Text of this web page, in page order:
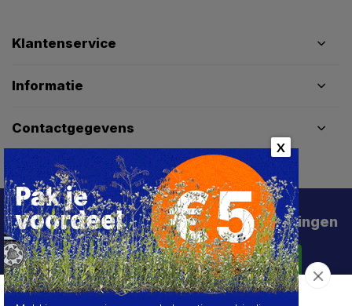
Klantenservice
Informatie
Contactgegevens
Schrijf je in voor de beste deals en kortingen
Abonneer
X